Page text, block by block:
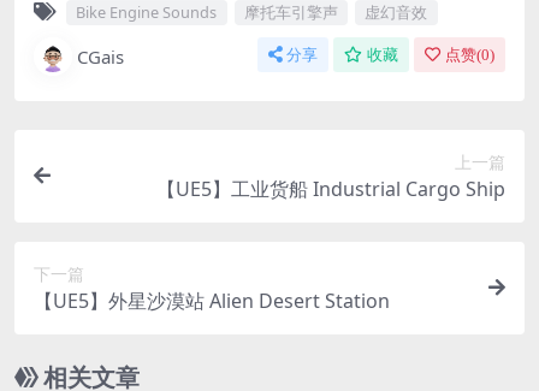
Bike Engine Sounds 摩托车引擎声 虚幻音效
CGais 分享 收藏 点赞(0)
上一篇
【UE5】工业货船 Industrial Cargo Ship
下一篇
【UE5】外星沙漠站 Alien Desert Station
相关文章